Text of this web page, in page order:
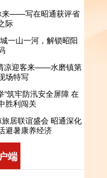
来——写在昭通获评省
际
一山一河，解锁昭阳
凉迎客来——水磨镇第
场特写
”筑牢防汛安全屏障 在
胜利闯关
居联谊盛会 昭通深化
避暑康养经济
端